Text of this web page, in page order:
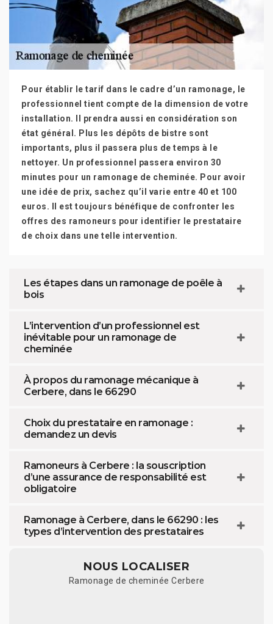
Pour établir le tarif dans le cadre d’un ramonage, le
professionnel tient compte de la dimension de votre
installation. Il prendra aussi en considération son
état général. Plus les dépôts de bistre sont
importants, plus il passera plus de temps à le
nettoyer. Un professionnel passera environ 30
minutes pour un ramonage de cheminée. Pour avoir
une idée de prix, sachez qu’il varie entre 40 et 100
euros. Il est toujours bénéfique de confronter les
offres des ramoneurs pour identifier le prestataire
de choix dans une telle intervention.
Les étapes dans un ramonage de poêle à
bois
L’intervention d’un professionnel est
inévitable pour un ramonage de
cheminée
À propos du ramonage mécanique à
Cerbere, dans le 66290
Choix du prestataire en ramonage :
demandez un devis
Ramoneurs à Cerbere : la souscription
d’une assurance de responsabilité est
obligatoire
Ramonage à Cerbere, dans le 66290 : les
types d’intervention des prestataires
NOUS LOCALISER
Ramonage de cheminée Cerbere